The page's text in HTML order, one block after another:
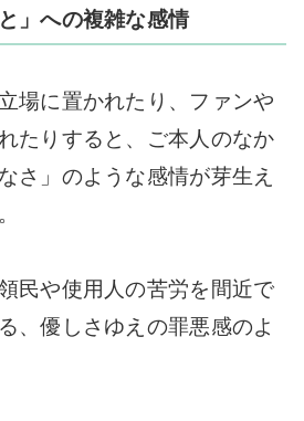
」への複雑な感情
場に置かれたり、ファンや
たりすると、ご本人のなか
さ」のような感情が芽生え
民や使用人の苦労を間近で
、優しさゆえの罪悪感のよ